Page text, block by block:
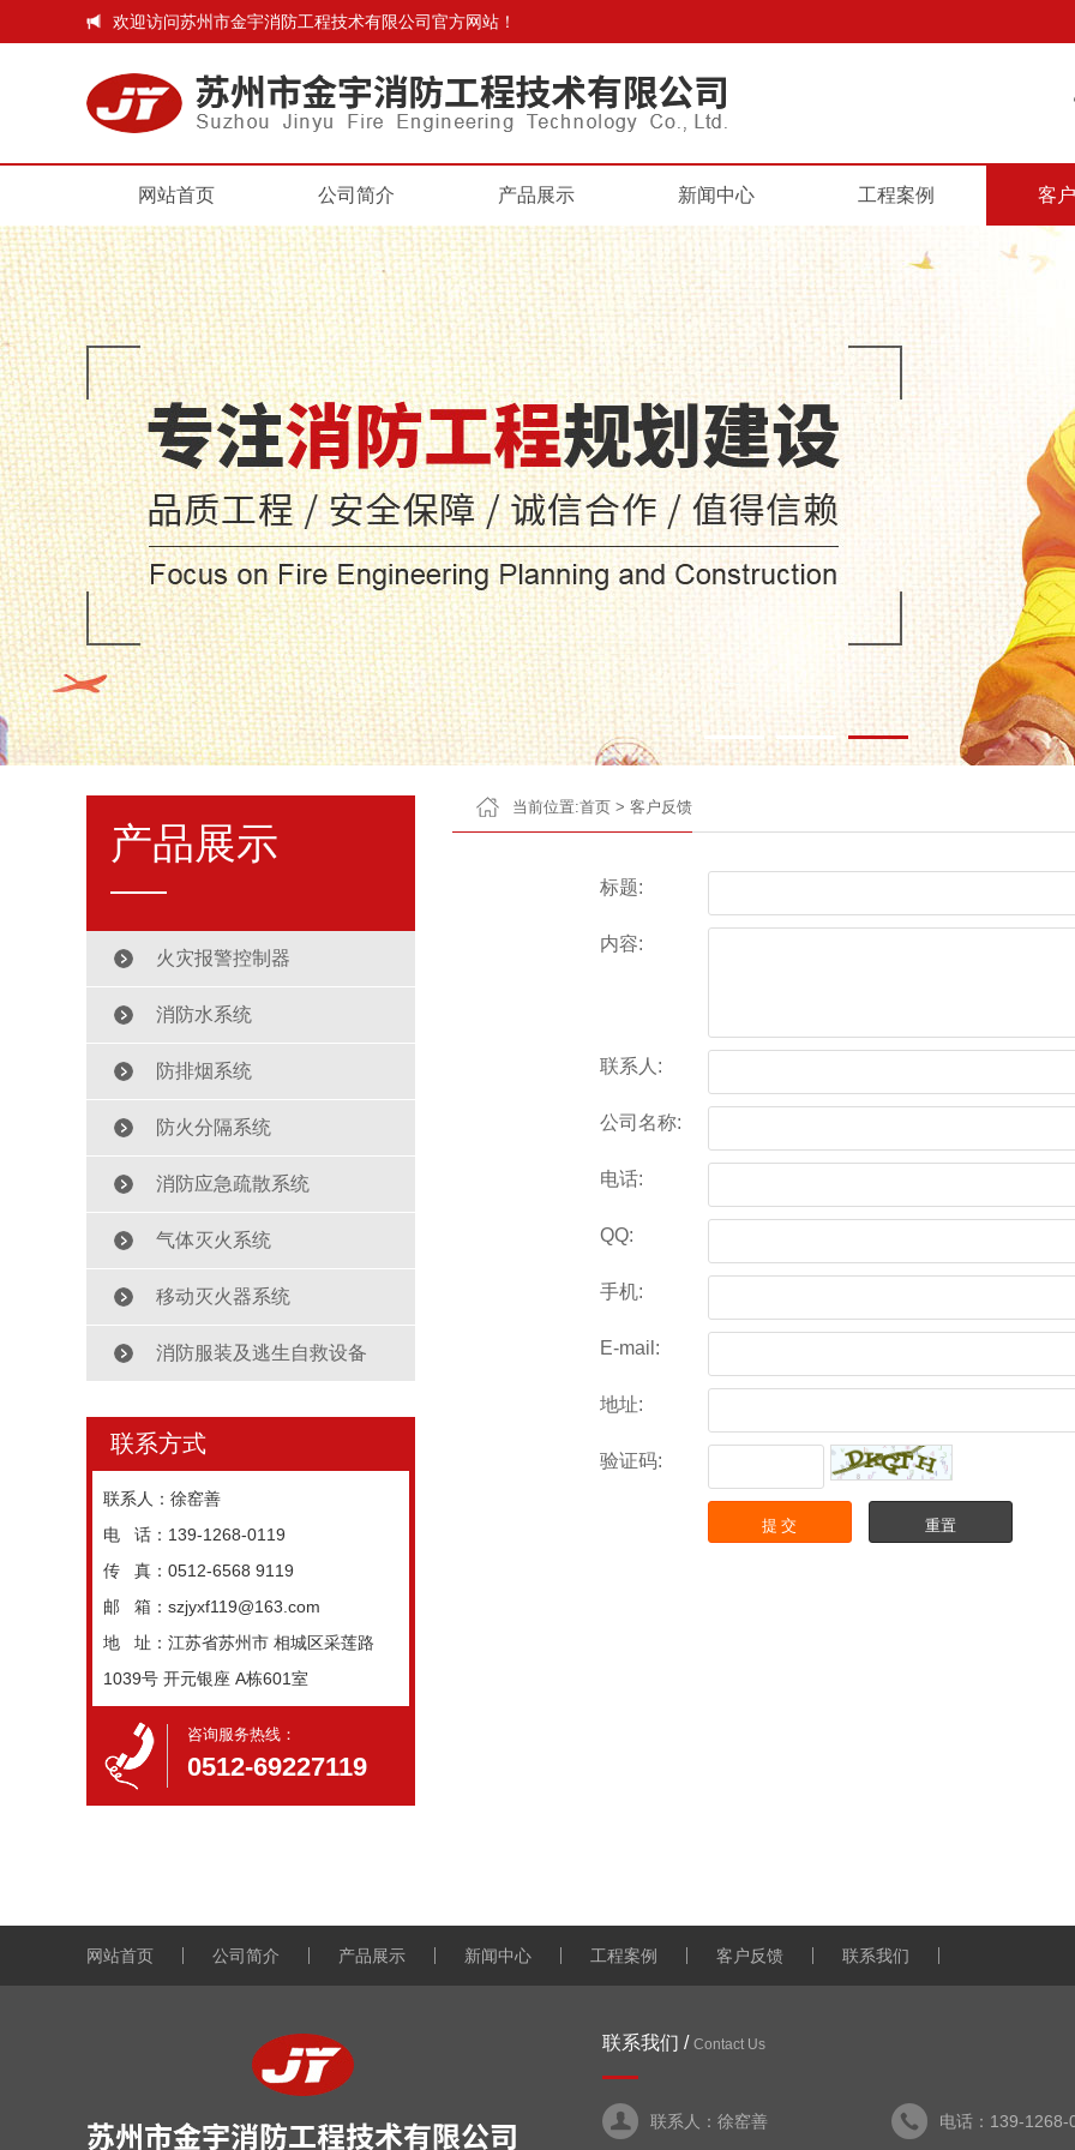
欢迎访问苏州市金宇消防工程技术有限公司官方网站！
网站首页 公司简介 产品展示 新闻中心 工程案例 客
产品展示
火灾报警控制器
消防水系统
防排烟系统
防火分隔系统
消防应急疏散系统
气体灭火系统
移动灭火器系统
消防服装及逃生自救设备
联系方式
联系人： 徐窑善
电 话： 139-1268-0119
传 真： 0512-6568 9119
邮 箱： szjyxf119@163.com
地 址： 江苏省苏州市 相城区采莲路
1039号 开元银座 A栋601室
咨询服务热线：​
0512-69227119
当前位置:首页 > 客户反馈
标题:
内容:
联系人:
公司名称:
电话:
QQ:
手机:
E-mail:
地址:
验证码:
网站首页 公司简介 产品展示 新闻中心 工程案例 客户反馈 联系我们
联系我们 / Contact Us
联系人：徐窑善 电话：139-1268-